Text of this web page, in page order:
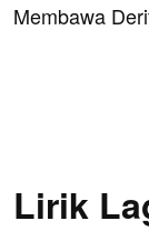
Membawa
Lirik